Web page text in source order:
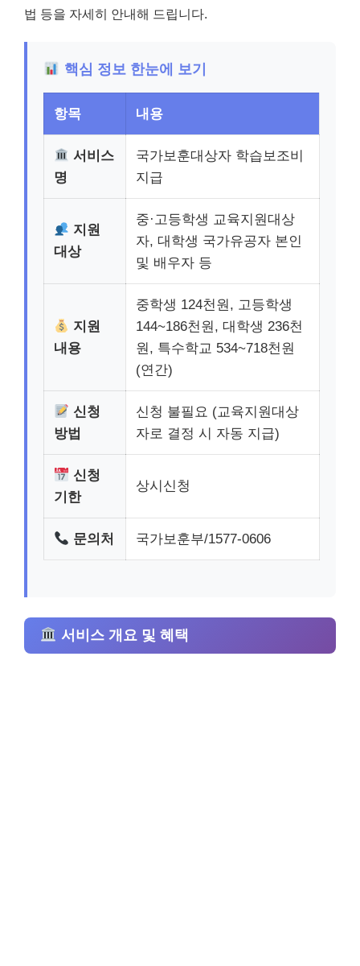
법 등을 자세히 안내해 드립니다.
핵심 정보 한눈에 보기
항목 내용
서비스
명
국가보훈대상자 학습보조비
지급
지원
대상
중·고등학생 교육지원대상
자, 대학생 국가유공자 본인
및 배우자 등
지원
내용
중학생 124천원, 고등학생
144~186천원, 대학생 236천
원, 특수학교 534~718천원
(연간)
신청
방법
신청 불필요 (교육지원대상
자로 결정 시 자동 지급)
신청
기한
상시신청
문의처 국가보훈부/1577-0606
서비스 개요 및 혜택